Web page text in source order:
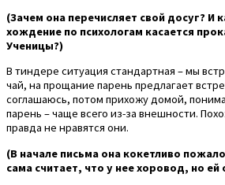
(Зачем она перечисляет свой досуг? И
хождение по психологам касается
Ученицы?)
В тиндере ситуация стандартная – мы
чай, на прощание парень предлагает
соглашаюсь, потом прихожу домой,
парень – чаще всего из-за внешности.
правда не нравятся они.
(В начале письма она кокетливо
сама считает, что у нее хоровод, но ей